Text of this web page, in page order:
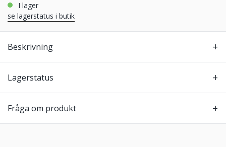
i lager
se lagerstatus i butik
Beskrivning
Lagerstatus
Fråga om produkt